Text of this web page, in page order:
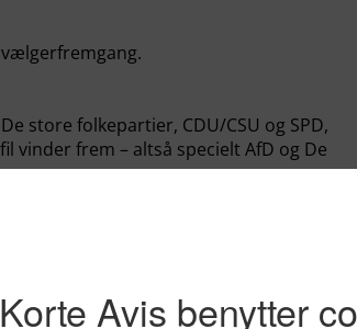
store folkepartier, CDU/CSU og SPD,
vinder frem – altså specielt AfD og De
nærheden af at kunne være hovedkraft i et